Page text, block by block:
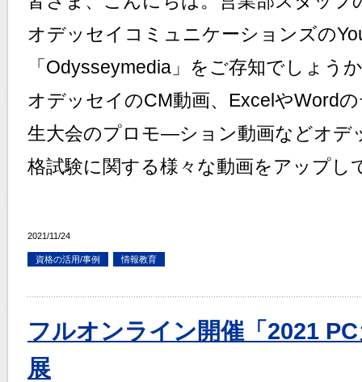
オデッセイコミュニケーションズの
「Odysseymedia」をご存知でしょう
オデッセイのCM動画、ExcelやWord
生大会のプロモ―ション動画などオデ
格試験に関する様々な動画をアップ
2021/11/24
資格の活用/事例 情報教育
フルオンライン開催「2021
展